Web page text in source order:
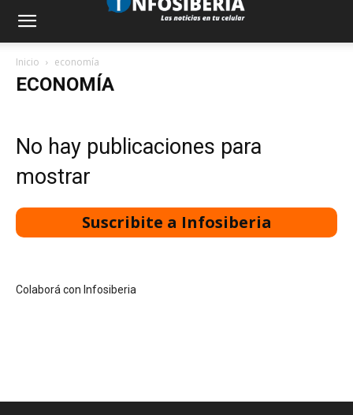
Inicio economía
ECONOMÍA
No hay publicaciones para
mostrar
Suscribite a Infosiberia
Colaborá con Infosiberia